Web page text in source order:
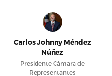
Carlos Johnny Méndez
Núñez
Presidente Cámara de
Representantes